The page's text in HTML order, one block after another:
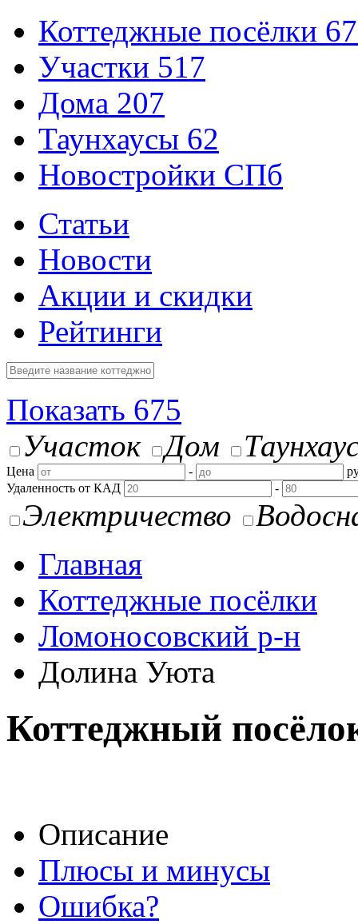
Коттеджные посёлки
Участки 517
Дома 207
Таунхаусы 62
Новостройки СПб
Статьи
Новости
Акции и скидки
Рейтинги
Показать 675
Участок
Дом
Цена -
Удаленность от КАД
-
Электричество
Главная
Коттеджные посёлки
Ломоносовский р-н
Долина Уюта
Коттеджный
Описание
Плюсы и минусы
Ошибка?